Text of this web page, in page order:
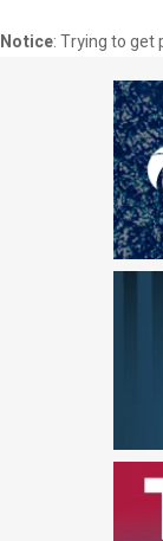
Notice: Trying to get